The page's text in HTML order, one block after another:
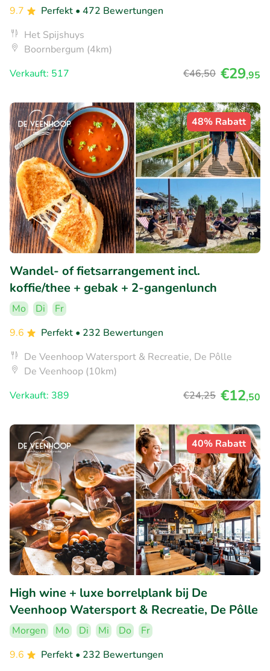
9.7 Perfekt • 472 Bewertungen
Het Spijshuys
Boornbergum (4km)
Verkauft: 517
€46,50 €29,95
48% Rabatt
Wandel- of fietsarrangement incl.
koffie/thee + gebak + 2-gangenlunch
Mo Di
Fr
9.6
Perfekt • 232 Bewertungen
De Veenhoop Watersport & Recreatie, De Pôlle
De Veenhoop (10km)
Verkauft: 389
€24,25 €12,50
40% Rabatt
High wine + luxe borrelplank bij De
Veenhoop Watersport & Recreatie, De Pôlle
Morgen Mo Di Mi Do
Fr
9.6
Perfekt • 232 Bewertungen